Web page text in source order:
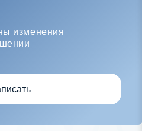
изменения